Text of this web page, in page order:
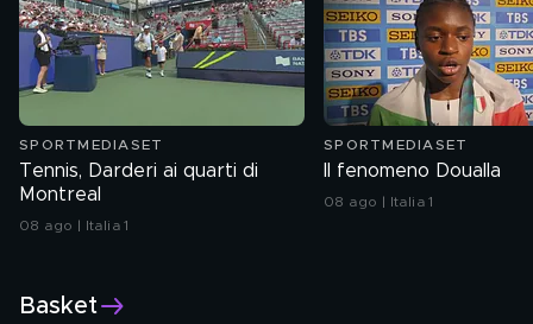
SPORTMEDIASET
Tennis, Darderi ai quarti di
Montreal
08 ago | Italia 1
SPORTMEDIASET
Il fenomeno Doualla
08 ago | Italia 1
Basket